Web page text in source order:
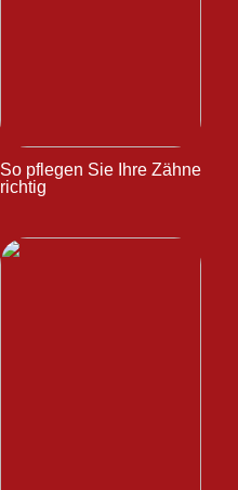
So pflegen Sie Ihre Zähne
richtig